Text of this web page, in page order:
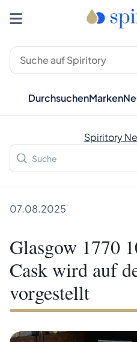
DurchsuchenMarken
Spiritory
07.08.2025
Glasgow 1770
Cask wird auf
vorgestellt